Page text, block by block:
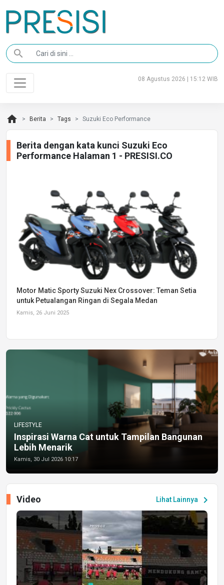
search
08 Agustus 2026 | 15:12 WIB
home Berita Tags Suzuki Eco Performance
Berita dengan kata kunci Suzuki Eco
Performance Halaman 1 - PRESISI.CO
Motor Matic Sporty Suzuki Nex Crossover: Teman Setia
untuk Petualangan Ringan di Segala Medan
Kamis, 26 Juni 2025
LIFESTYLE
Inspirasi Warna Cat untuk Tampilan Bangunan
Lebih Menarik
Kamis, 30 Jul 2026 10:17
Lihat Lainnya chevron_right
Video